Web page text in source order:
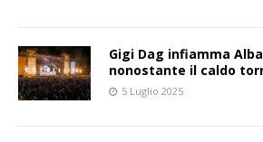
Gigi Dag infiamma
nonostante il caldo
5 Luglio 2025